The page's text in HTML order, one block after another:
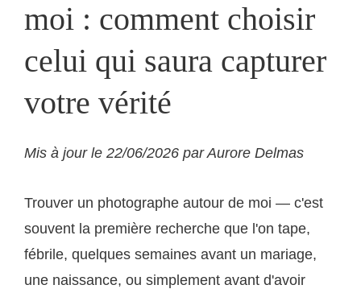
moi : comment choisir
celui qui saura capturer
votre vérité
Mis à jour le 22/06/2026 par Aurore Delmas
Trouver un photographe autour de moi — c'est
souvent la première recherche que l'on tape,
fébrile, quelques semaines avant un mariage,
une naissance, ou simplement avant d'avoir